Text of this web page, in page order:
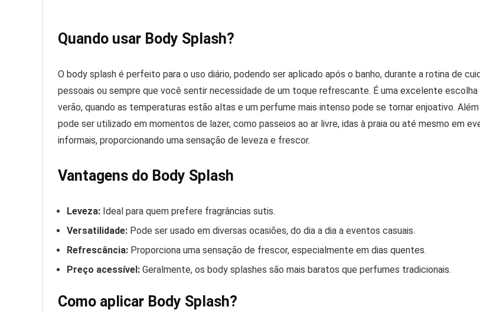
Quando usar Body Splash?
O body splash é perfeito para o uso diário, podendo ser aplicado após o banho, durante a rotina de
pessoais ou sempre que você sentir necessidade de um toque refrescante. É uma excelente escolha
verão, quando as temperaturas estão altas e um perfume mais intenso pode se tornar enjoativo.
pode ser utilizado em momentos de lazer, como passeios ao ar livre, idas à praia ou até mesmo em
informais, proporcionando uma sensação de leveza e frescor.
Vantagens do Body Splash
Leveza: Ideal para quem prefere fragrâncias sutis.
Versatilidade: Pode ser usado em diversas ocasiões, do dia a dia a eventos casuais.
Refrescância: Proporciona uma sensação de frescor, especialmente em dias quentes.
Preço acessível: Geralmente, os body splashes são mais baratos que perfumes tradicionais.
Como aplicar Body Splash?